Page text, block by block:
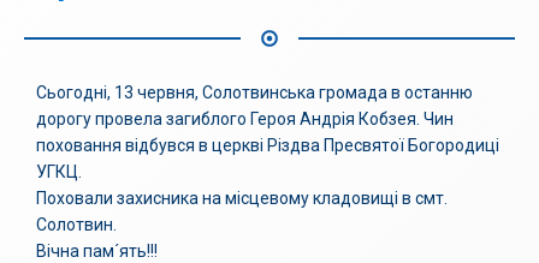
Сьогодні, 13 червня, Солотвинська громада в останню
дорогу провела загиблого Героя Андрія Кобзея. Чин
поховання відбувся в церкві Різдва Пресвятої Богородиці
УГКЦ.
Поховали захисника на місцевому кладовищі в смт.
Солотвин.
Вічна пам´ять!!!